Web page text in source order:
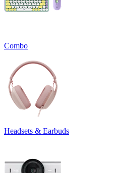
Combo
Headsets & Earbuds